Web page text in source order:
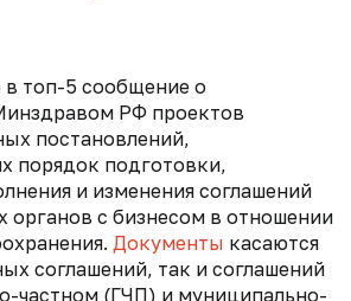
топ-5 сообщение о
РФ проектов
постановлений,
порядок подготовки,
и изменения соглашений
органов с бизнесом в отношении
Документы касаются
соглашений, так и соглашений
частном (ГЧП) и муниципально-